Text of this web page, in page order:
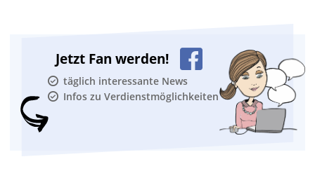
Jetzt Fan werden!
täglich interessante News
Infos zu Verdienstmöglichkeiten